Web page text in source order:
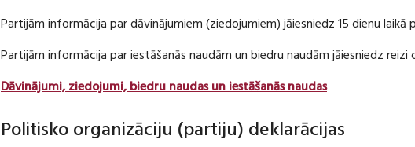
Partijām informācija par dāvinājumiem (ziedojumiem) jāiesniedz 15 dienu
Partijām informācija par iestāšanās naudām un biedru naudām jāiesniedz
Dāvinājumi, ziedojumi, biedru naudas un iestāšanās naudas
Politisko organizāciju (partiju) deklarācijas